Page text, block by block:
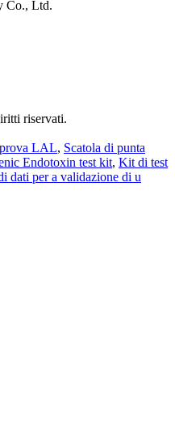
Co., Ltd.
riservati.
LAL, Scatola di punta
Endotoxin test kit, Kit di test
dati per a validazione di u